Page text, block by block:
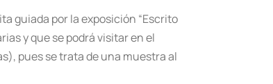
guiada por la exposición “Escrito
y que se podrá visitar en el
pues se trata de una muestra al